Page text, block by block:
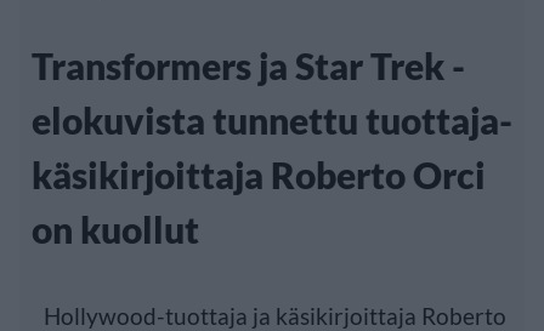
Transformers ja Star Trek -
elokuvista tunnettu tuottaja-
käsikirjoittaja Roberto Orci
on kuollut
Hollywood-tuottaja ja käsikirjoittaja Roberto